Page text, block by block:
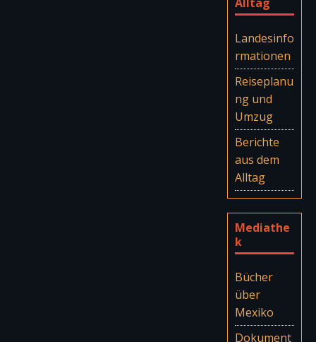
Landesinfo
rmationen
Reiseplanu
ng und
Umzug
Berichte
aus dem
Alltag
Mediathe
k
Bücher
über
Mexiko
Dokument